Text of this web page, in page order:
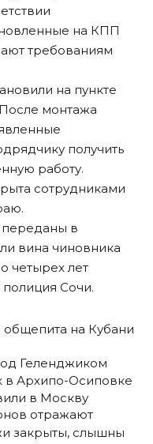
на КПП
требованиям
на пункте
монтажа
получить
работу.
сотрудниками
переданы в
вина чиновника
четырех лет
полиция Сочи.
на Кубани
Геленджиком
в Архипо-Осиповке
в Москву
отражают
закрыты, слышны